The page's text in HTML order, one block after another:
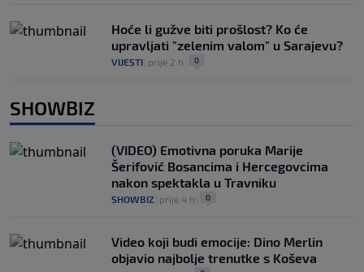
Hoće li gužve biti prošlost? Ko će
upravljati "zelenim valom" u Sarajevu?
VIJESTI prije 2 h 0
SHOWBIZ
(VIDEO) Emotivna poruka Marije
Šerifović Bosancima i Hercegovcima
nakon spektakla u Travniku
SHOWBIZ prije 4 h 0
Video koji budi emocije: Dino Merlin
objavio najbolje trenutke s Koševa